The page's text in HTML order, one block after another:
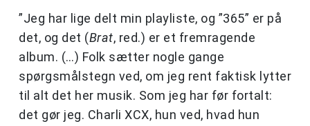
”Jeg har lige delt min playliste, og ”365” er på
det, og det (Brat, red.) er et fremragende
album. (…) Folk sætter nogle gange
spørgsmålstegn ved, om jeg rent faktisk lytter
til alt det her musik. Som jeg har før fortalt:
det gør jeg. Charli XCX, hun ved, hvad hun